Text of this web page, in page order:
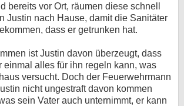
bereits vor Ort, räumen diese schnell
Justin nach Hause, damit die Sanitäter
dass er getrunken hat.
ist Justin davon überzeugt, dass
einmal alles für ihn regeln kann, was
versucht. Doch der Feuerwehrmann
nicht ungestraft davon kommen
sein Vater auch unternimmt, er kann